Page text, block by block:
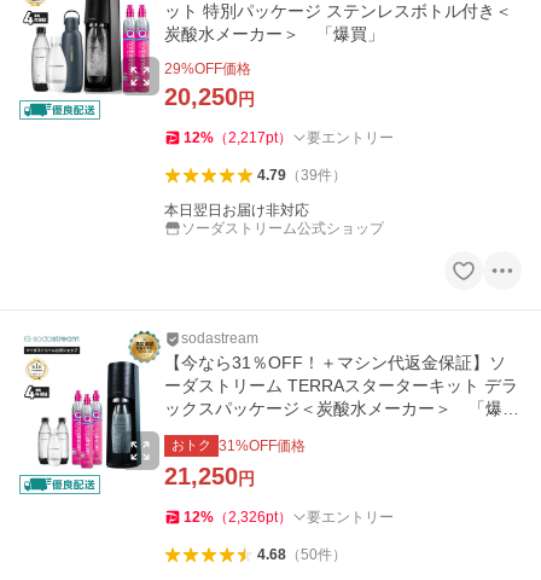
ット 特別パッケージ ステンレスボトル付き＜
炭酸水メーカー＞ 「爆買」
29%OFF価格
20,250円
12% （2,217pt） 要エントリー
4.79（39件）
本日翌日お届け非対応
ソーダストリーム公式ショップ
sodastream
【今なら31％OFF！＋マシン代返金保証】ソ
ーダストリーム TERRAスターターキット デラ
ックスパッケージ＜炭酸水メーカー＞ 「爆
買」
おトク 31%OFF価格
21,250円
12% （2,326pt） 要エントリー
4.68（50件）